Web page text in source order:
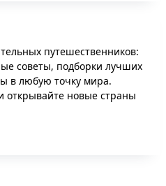
путешественников:
советы, подборки лучших
в любую точку мира.
открывайте новые страны